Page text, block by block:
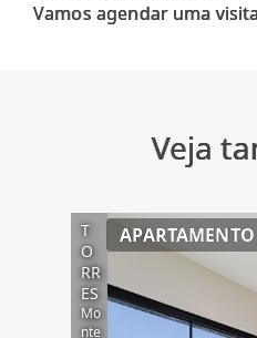
Veja
T
O
RR
ES
Mo
nte